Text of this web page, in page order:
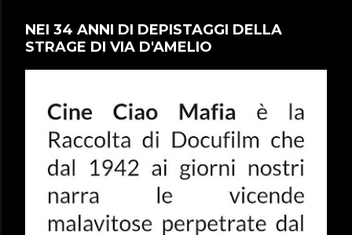
NEI 34 ANNI DI DEPISTAGGI DELLA
STRAGE DI VIA D'AMELIO